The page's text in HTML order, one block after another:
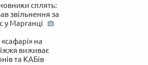
сплять:
звільнення за
у Марганці
на
виживає
та КАБів